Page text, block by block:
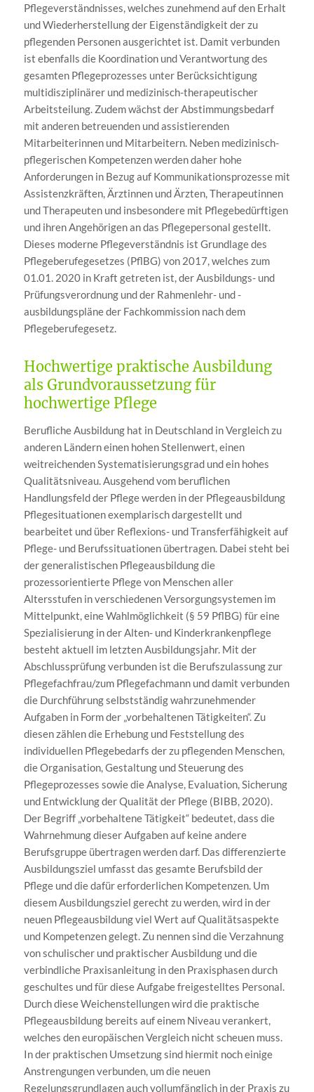
Pflegeverständnisses, welches zunehmend auf den Erhalt
und Wiederherstellung der Eigenständigkeit der zu
pflegenden Personen ausgerichtet ist. Damit verbunden
ist ebenfalls die Koordination und Verantwortung des
gesamten Pflegeprozesses unter Berücksichtigung
multidisziplinärer und medizinisch-therapeutischer
Arbeitsteilung. Zudem wächst der Abstimmungsbedarf
mit anderen betreuenden und assistierenden
Mitarbeiterinnen und Mitarbeitern. Neben medizinisch-
pflegerischen Kompetenzen werden daher hohe
Anforderungen in Bezug auf Kommunikationsprozesse mit
Assistenzkräften, Ärztinnen und Ärzten, Therapeutinnen
und Therapeuten und insbesondere mit Pflegebedürftigen
und ihren Angehörigen an das Pflegepersonal gestellt.
Dieses moderne Pflegeverständnis ist Grundlage des
Pflegeberufegesetzes (PflBG) von 2017, welches zum
01.01. 2020 in Kraft getreten ist, der Ausbildungs- und
Prüfungsverordnung und der Rahmenlehr- und -
ausbildungspläne der Fachkommission nach dem
Pflegeberufegesetz.
Hochwertige praktische Ausbildung
als Grundvoraussetzung für
hochwertige Pflege
Berufliche Ausbildung hat in Deutschland in Vergleich zu
anderen Ländern einen hohen Stellenwert, einen
weitreichenden Systematisierungsgrad und ein hohes
Qualitätsniveau. Ausgehend vom beruflichen
Handlungsfeld der Pflege werden in der Pflegeausbildung
Pflegesituationen exemplarisch dargestellt und
bearbeitet und über Reflexions- und Transferfähigkeit auf
Pflege- und Berufssituationen übertragen. Dabei steht bei
der generalistischen Pflegeausbildung die
prozessorientierte Pflege von Menschen aller
Altersstufen in verschiedenen Versorgungsystemen im
Mittelpunkt, eine Wahlmöglichkeit (§ 59 PflBG) für eine
Spezialisierung in der Alten- und Kinderkrankenpflege
besteht aktuell im letzten Ausbildungsjahr. Mit der
Abschlussprüfung verbunden ist die Berufszulassung zur
Pflegefachfrau/zum Pflegefachmann und damit verbunden
die Durchführung selbstständig wahrzunehmender
Aufgaben in Form der „vorbehaltenen Tätigkeiten“. Zu
diesen zählen die Erhebung und Feststellung des
individuellen Pflegebedarfs der zu pflegenden Menschen,
die Organisation, Gestaltung und Steuerung des
Pflegeprozesses sowie die Analyse, Evaluation, Sicherung
und Entwicklung der Qualität der Pflege (BIBB, 2020).
Der Begriff „vorbehaltene Tätigkeit“ bedeutet, dass die
Wahrnehmung dieser Aufgaben auf keine andere
Berufsgruppe übertragen werden darf. Das differenzierte
Ausbildungsziel umfasst das gesamte Berufsbild der
Pflege und die dafür erforderlichen Kompetenzen. Um
diesem Ausbildungsziel gerecht zu werden, wird in der
neuen Pflegeausbildung viel Wert auf Qualitätsaspekte
und Kompetenzen gelegt. Zu nennen sind die Verzahnung
von schulischer und praktischer Ausbildung und die
verbindliche Praxisanleitung in den Praxisphasen durch
geschultes und für diese Aufgabe freigestelltes Personal.
Durch diese Weichenstellungen wird die praktische
Pflegeausbildung bereits auf einem Niveau verankert,
welches den europäischen Vergleich nicht scheuen muss.
In der praktischen Umsetzung sind hiermit noch einige
Anstrengungen verbunden, um die neuen
Regelungsgrundlagen auch vollumfänglich in der Praxis zu